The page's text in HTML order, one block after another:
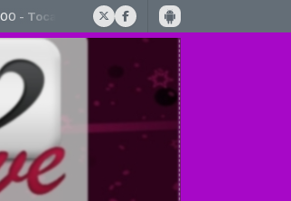
Tocando agora: TOM JOBIM Falando de amor